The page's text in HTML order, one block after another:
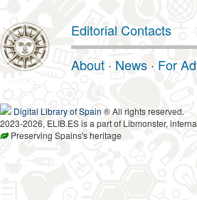
Editorial Contacts
About · News · For
Digital Library of Spain ® All rights reserved.
2023-2026, ELIB.ES is a part of Libmonster,
Preserving Spains's heritage